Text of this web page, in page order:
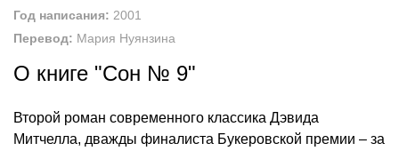
Год написания: 2001
Перевод: Мария Нуянзина
О книге "Сон № 9"
Второй роман современного классика Дэвида
Митчелла, дважды финалиста Букеровской премии – за